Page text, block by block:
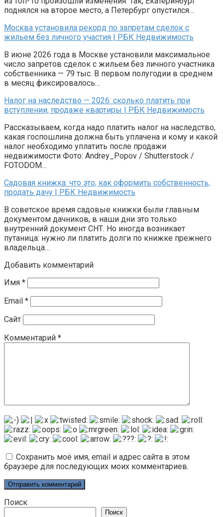
поднялся на второе место, а Петербург опустился…
Москва установила рекорд по запретам сделок с
жильем без личного участия | РБК Недвижимость
В июне 2026 года в Москве установили максимальное
число запретов сделок с жильем без личного участника
собственника — 79 тыс. В первом полугодии в среднем
в месяц фиксировалось…
Налог на наследство — 2026: сколько платить при
вступлении, продаже квартиры | РБК Недвижимость
Рассказываем, когда надо платить налог на наследство,
какая госпошлина должна быть уплачена и кому и какой
налог необходимо уплатить после продажи
недвижимости Фото: Andrey_Popov / Shutterstock /
FOTODOM…
Садовая книжка: что это, как оформить собственность,
продать дачу | РБК Недвижимость
В советское время садовые книжки были главным
документом дачников, в наши дни это только
внутренний документ СНТ. Но иногда возникает
путаница: нужно ли платить долги по книжке прежнего
владельца…
Добавить комментарий
Имя *
Email *
Сайт
Комментарий *
Сохранить моё имя, email и адрес сайта в этом
браузере для последующих моих комментариев.
Поиск
Поиск